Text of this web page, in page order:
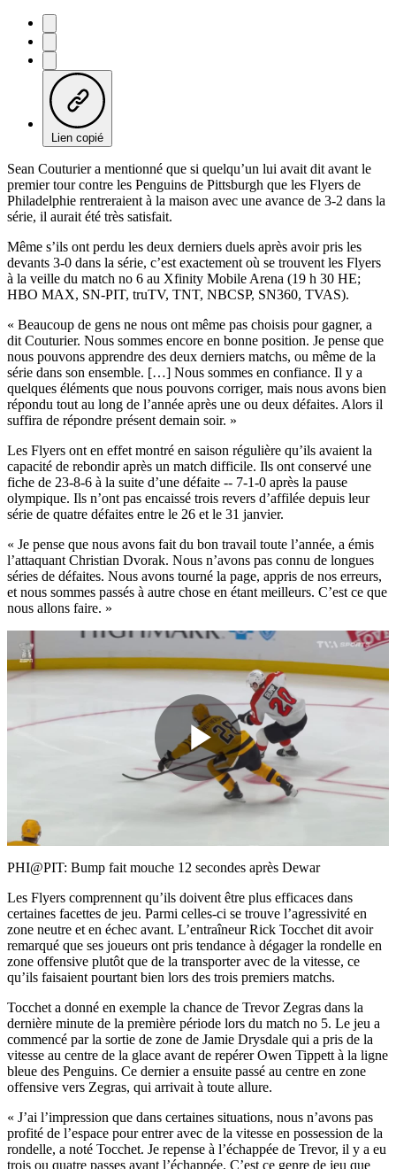
Lien copié
Sean Couturier a mentionné que si quelqu’un lui avait dit avant le
premier tour contre les Penguins de Pittsburgh que les Flyers de
Philadelphie rentreraient à la maison avec une avance de 3-2 dans la
série, il aurait été très satisfait.
Même s’ils ont perdu les deux derniers duels après avoir pris les
devants 3-0 dans la série, c’est exactement où se trouvent les Flyers
à la veille du match no 6 au Xfinity Mobile Arena (19 h 30 HE;
HBO MAX, SN-PIT, truTV, TNT, NBCSP, SN360, TVAS).
« Beaucoup de gens ne nous ont même pas choisis pour gagner, a
dit Couturier. Nous sommes encore en bonne position. Je pense que
nous pouvons apprendre des deux derniers matchs, ou même de la
série dans son ensemble. […] Nous sommes en confiance. Il y a
quelques éléments que nous pouvons corriger, mais nous avons bien
répondu tout au long de l’année après une ou deux défaites. Alors il
suffira de répondre présent demain soir. »
Les Flyers ont en effet montré en saison régulière qu’ils avaient la
capacité de rebondir après un match difficile. Ils ont conservé une
fiche de 23-8-6 à la suite d’une défaite -- 7-1-0 après la pause
olympique. Ils n’ont pas encaissé trois revers d’affilée depuis leur
série de quatre défaites entre le 26 et le 31 janvier.
« Je pense que nous avons fait du bon travail toute l’année, a émis
l’attaquant Christian Dvorak. Nous n’avons pas connu de longues
séries de défaites. Nous avons tourné la page, appris de nos erreurs,
et nous sommes passés à autre chose en étant meilleurs. C’est ce que
nous allons faire. »
Play
Video
PHI@PIT: Bump fait mouche 12 secondes après Dewar
Les Flyers comprennent qu’ils doivent être plus efficaces dans
certaines facettes de jeu. Parmi celles-ci se trouve l’agressivité en
zone neutre et en échec avant. L’entraîneur Rick Tocchet dit avoir
remarqué que ses joueurs ont pris tendance à dégager la rondelle en
zone offensive plutôt que de la transporter avec de la vitesse, ce
qu’ils faisaient pourtant bien lors des trois premiers matchs.
Tocchet a donné en exemple la chance de Trevor Zegras dans la
dernière minute de la première période lors du match no 5. Le jeu a
commencé par la sortie de zone de Jamie Drysdale qui a pris de la
vitesse au centre de la glace avant de repérer Owen Tippett à la ligne
bleue des Penguins. Ce dernier a ensuite passé au centre en zone
offensive vers Zegras, qui arrivait à toute allure.
« J’ai l’impression que dans certaines situations, nous n’avons pas
profité de l’espace pour entrer avec de la vitesse en possession de la
rondelle, a noté Tocchet. Je repense à l’échappée de Trevor, il y a eu
trois ou quatre passes avant l’échappée. C’est ce genre de jeu que